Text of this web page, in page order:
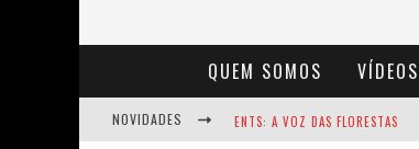
QUEM SOMOS VÍDEOS
NOVIDADES ENTS: A VOZ DAS FLORESTAS